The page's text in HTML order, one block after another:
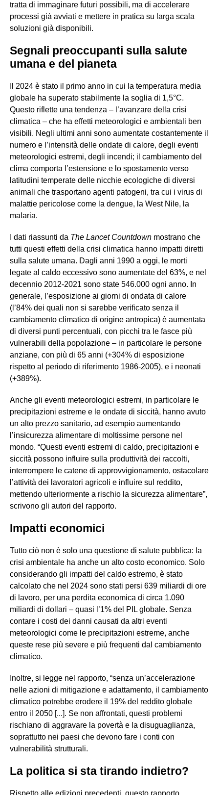
tratta di immaginare futuri possibili, ma di accelerare
processi già avviati e mettere in pratica su larga scala
soluzioni già disponibili.
Segnali preoccupanti sulla salute
umana e del pianeta
Il 2024 è stato il primo anno in cui la temperatura media
globale ha superato stabilmente la soglia di 1,5°C.
Questo riflette una tendenza – l’avanzare della crisi
climatica – che ha effetti meteorologici e ambientali ben
visibili. Negli ultimi anni sono aumentate costantemente il
numero e l’intensità delle ondate di calore, degli eventi
meteorologici estremi, degli incendi; il cambiamento del
clima comporta l’estensione e lo spostamento verso
latitudini temperate delle nicchie ecologiche di diversi
animali che trasportano agenti patogeni, tra cui i virus di
malattie pericolose come la dengue, la West Nile, la
malaria.
I dati riassunti da The Lancet Countdown mostrano che
tutti questi effetti della crisi climatica hanno impatti diretti
sulla salute umana. Dagli anni 1990 a oggi, le morti
legate al caldo eccessivo sono aumentate del 63%, e nel
decennio 2012-2021 sono state 546.000 ogni anno. In
generale, l’esposizione ai giorni di ondata di calore
(l’84% dei quali non si sarebbe verificato senza il
cambiamento climatico di origine antropica) è aumentata
di diversi punti percentuali, con picchi tra le fasce più
vulnerabili della popolazione – in particolare le persone
anziane, con più di 65 anni (+304% di esposizione
rispetto al periodo di riferimento 1986-2005), e i neonati
(+389%).
Anche gli eventi meteorologici estremi, in particolare le
precipitazioni estreme e le ondate di siccità, hanno avuto
un alto prezzo sanitario, ad esempio aumentando
l’insicurezza alimentare di moltissime persone nel
mondo. “Questi eventi estremi di caldo, precipitazioni e
siccità possono influire sulla produttività dei raccolti,
interrompere le catene di approvvigionamento, ostacolare
l’attività dei lavoratori agricoli e influire sul reddito,
mettendo ulteriormente a rischio la sicurezza alimentare”,
scrivono gli autori del rapporto.
Impatti economici
Tutto ciò non è solo una questione di salute pubblica: la
crisi ambientale ha anche un alto costo economico. Solo
considerando gli impatti del caldo estremo, è stato
calcolato che nel 2024 sono stati persi 639 miliardi di ore
di lavoro, per una perdita economica di circa 1.090
miliardi di dollari – quasi l’1% del PIL globale. Senza
contare i costi dei danni causati da altri eventi
meteorologici come le precipitazioni estreme, anche
queste rese più severe e più frequenti dal cambiamento
climatico.
Inoltre, si legge nel rapporto, “senza un’accelerazione
nelle azioni di mitigazione e adattamento, il cambiamento
climatico potrebbe erodere il 19% del reddito globale
entro il 2050 [...]. Se non affrontati, questi problemi
rischiano di aggravare la povertà e la disuguaglianza,
soprattutto nei paesi che devono fare i conti con
vulnerabilità strutturali.
La politica si sta tirando indietro?